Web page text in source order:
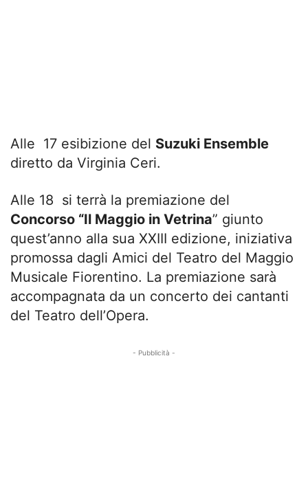
Alle 17 esibizione del Suzuki Ensemble
diretto da Virginia Ceri.
Alle 18 si terrà la premiazione del
Concorso “Il Maggio in Vetrina” giunto
quest’anno alla sua XXIII edizione, iniziativa
promossa dagli Amici del Teatro del Maggio
Musicale Fiorentino. La premiazione sarà
accompagnata da un concerto dei cantanti
del Teatro dell’Opera.
- Pubblicità -